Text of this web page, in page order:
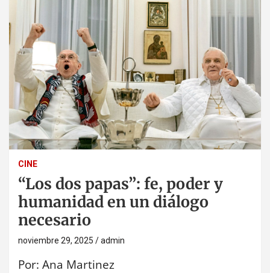
CINE
“Los dos papas”: fe, poder y
humanidad en un diálogo
necesario
noviembre 29, 2025 admin
Por: Ana Martinez